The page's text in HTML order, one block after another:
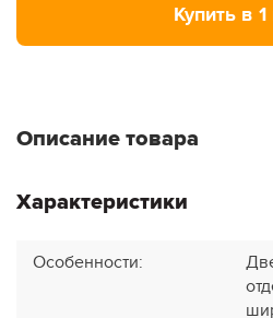
Купить в
Описание товара
Характеристики
Особенности: